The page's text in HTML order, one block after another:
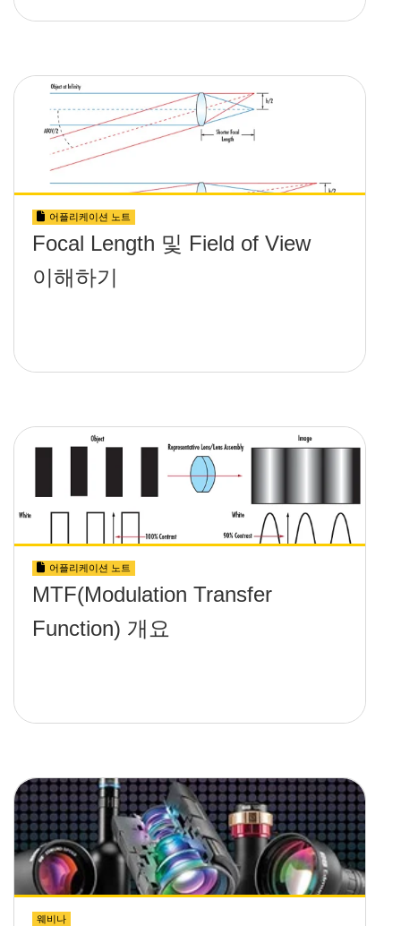
어플리케이션 노트
Focal Length 및 Field of View
이해하기
어플리케이션 노트
MTF(Modulation Transfer
Function) 개요
웨비나